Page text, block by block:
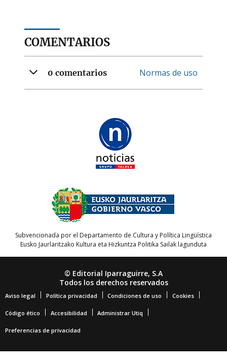
COMENTARIOS
0 comentarios Normas de uso
Subvencionada por el Departamento de Cultura y Política Lingüística
Eusko Jaurlaritzako Kultura eta Hizkuntza Politika Sailak lagunduta
© Editorial Iparraguirre, S.A
Todos los derechos reservados
Aviso legal Política privacidad Condiciones de uso Cookies
Código ético Accesibilidad Administrar Utiq
Preferencias de privacidad